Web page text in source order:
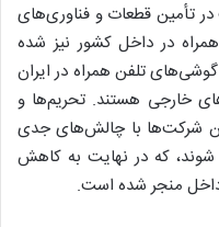
تأمین قطعات و فناوری‌های
در داخل کشور نیز شده
تلفن همراه در ایران
خارجی هستند. تحریم‌ها و
شرکت‌ها با چالش‌های جدی
شوند، که در نهایت به کاهش
منجر شده است.